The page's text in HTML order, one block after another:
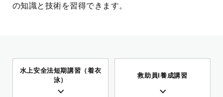
の知識と技術を習得できます。
水上安全法短期講習（着衣
泳）
救助員Ⅰ養成講習